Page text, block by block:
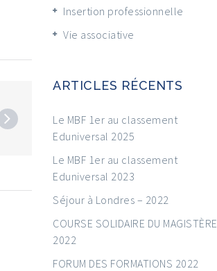
Insertion professionnelle
Vie associative
ARTICLES RÉCENTS
Le MBF 1er au classement
Eduniversal 2025
Le MBF 1er au classement
Eduniversal 2023
Séjour à Londres – 2022
COURSE SOLIDAIRE DU MAGISTÈRE
2022
FORUM DES FORMATIONS 2022